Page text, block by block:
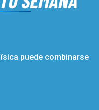
puede combinarse